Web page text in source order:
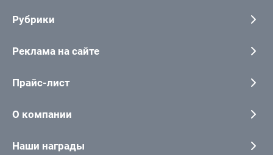
Рубрики
Реклама на сайте
Прайс-лист
О компании
Наши награды